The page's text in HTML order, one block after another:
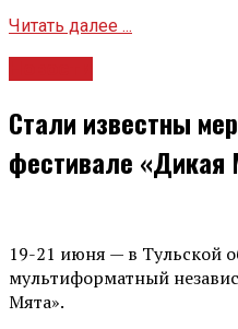
Читать далее ...
Стали известны
фестивале «Дикая
19-21 июня — в Тульской
мультиформатный
Мята».